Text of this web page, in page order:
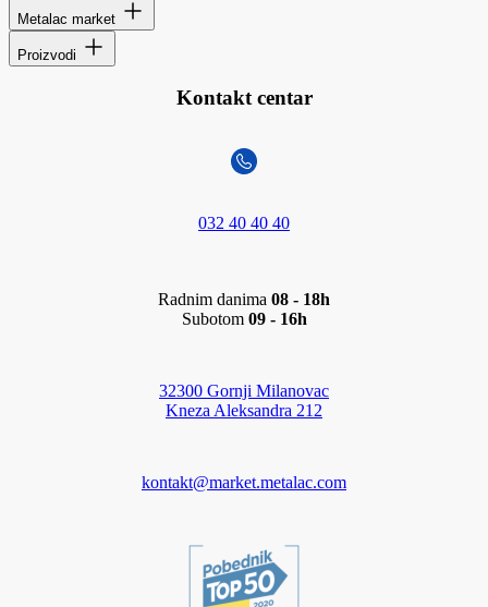
Metalac market
Proizvodi
Kontakt centar
032 40 40 40
Radnim danima 08 - 18h
Subotom 09 - 16h
32300 Gornji Milanovac
Kneza Aleksandra 212
kontakt@market.metalac.com